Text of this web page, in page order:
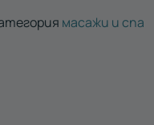
масажи и спа